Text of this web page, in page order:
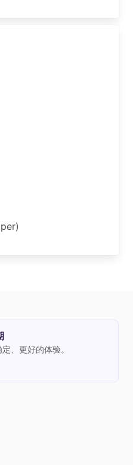
、更好的体验。